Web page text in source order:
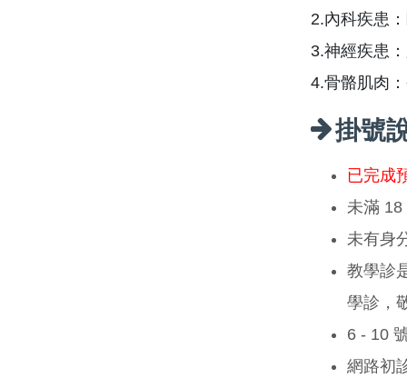
2.內科疾患
3.神經疾患
4.骨骼肌肉
掛號
已完成
未滿 18
未有身
教學診
學診，
6 - 10
網路初